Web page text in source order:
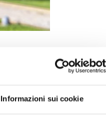
Informazioni sui cookie